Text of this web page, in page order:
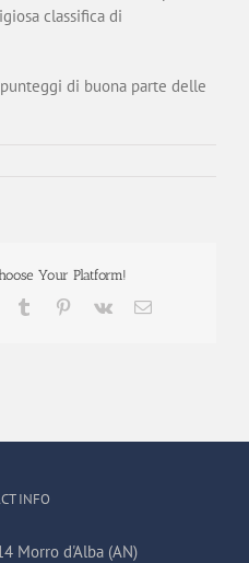
classifica di
di buona parte delle
Your Platform!
Tumblr Pinterest
Vk Email
INFO
Morro d'Alba (AN)